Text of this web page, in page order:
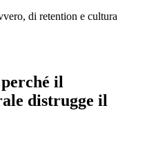
di retention e cultura
il
distrugge il